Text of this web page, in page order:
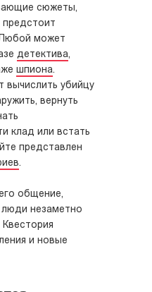
сюжеты,
Любой может
детектива,
шпиона.
вычислить убийцу
вернуть
клад или встать
представлен
.
общение,
незаметно
и новые